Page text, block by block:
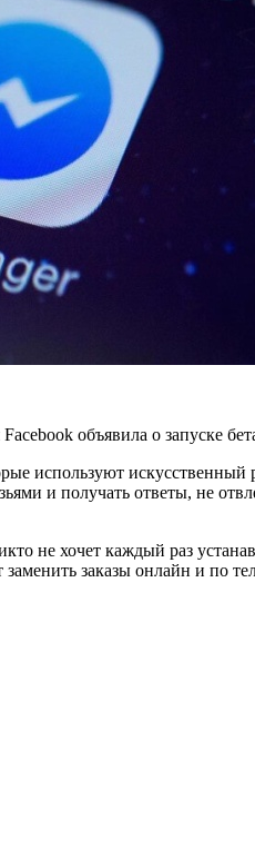
объявила о запуске
используют
и получать ответы, не
не хочет каждый раз
заказы онлайн и по